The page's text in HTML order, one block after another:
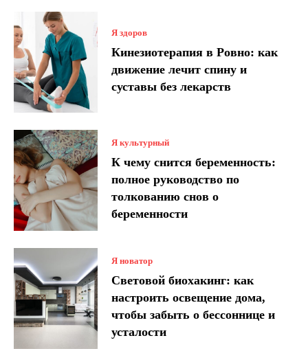
Я здоров
Кинезиотерапия в Ровно: как
движение лечит спину и
суставы без лекарств
Я культурный
К чему снится беременность:
полное руководство по
толкованию снов о
беременности
Я новатор
Световой биохакинг: как
настроить освещение дома,
чтобы забыть о бессоннице и
усталости